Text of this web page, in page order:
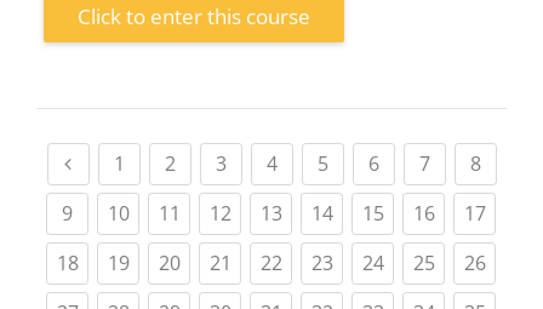
Click to enter this course
Previous page
1 (current)
2(current)
3(current)
4(current)
5(current)
6(current)
7(current)
8
9(current)
10(current)
11 (current)
12(current)
13(current)
14(current)
15(current)
16(current)
17
18(current)
19(current)
20(current)
21 (current)
22(current)
23(current)
24(current)
25(current)
26